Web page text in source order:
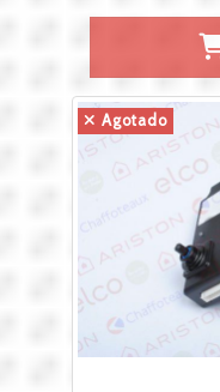
Agotado